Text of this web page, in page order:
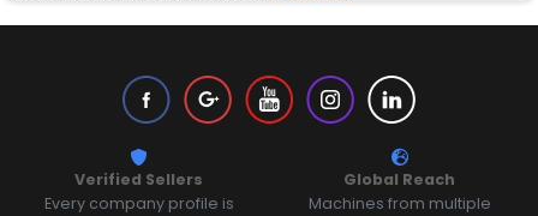
Verified Sellers
Every company profile is
Global Reach
Machines from multiple